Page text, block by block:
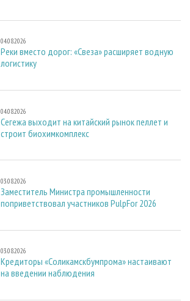
04.08.2026
Реки вместо дорог: «Свеза» расширяет водную
логистику
04.08.2026
Сегежа выходит на китайский рынок пеллет и
строит биохимкомплекс
03.08.2026
Заместитель Министра промышленности
поприветствовал участников PulpFor 2026
03.08.2026
Кредиторы «Соликамскбумпрома» настаивают
на введении наблюдения